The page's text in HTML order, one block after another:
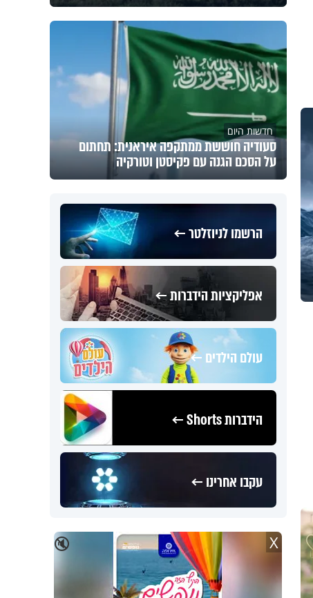
חדשות היום
סעודיה חוששת ממתקפה איראנית: תחתום
על הסכם הגנה עם פקיסטן וטורקיה
הרשמו לניוזלטר ←
אפליקציות הידברות ←
עולם הילדים ←
הידברות Shorts ←
עקבו אחרינו ←
🔇 X